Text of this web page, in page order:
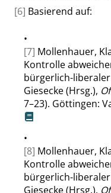
[6] Basierend auf:
•
[7] Mollenhauer,
Kontrolle
bürgerlich-
Giesecke (Hrsg.),
7–23). Göttingen:
•
[8] Mollenhauer,
Kontrolle
bürgerlich-
Giesecke (Hrsg.),